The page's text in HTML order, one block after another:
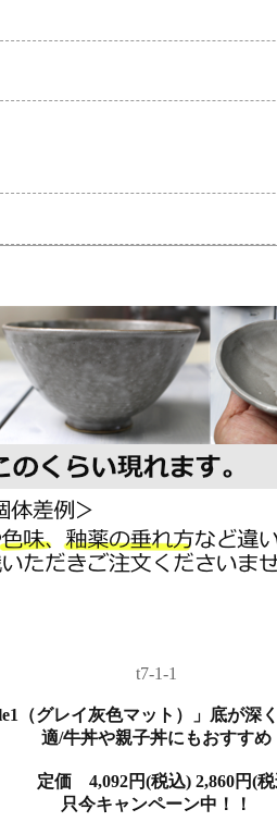
t7-1-1
（グレイ灰色マット）」底が深
適/牛丼や親子丼にもおすすめ
定価 4,092円(税込) 2,860円(
只今キャンペーン中！！